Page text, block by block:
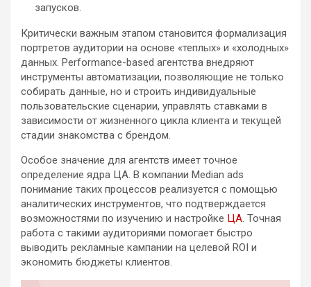
запусков.
Критически важным этапом становится формализация
портретов аудитории на основе «теплых» и «холодных»
данных. Performance-based агентства внедряют
инструменты автоматизации, позволяющие не только
собирать данные, но и строить индивидуальные
пользовательские сценарии, управлять ставками в
зависимости от жизненного цикла клиента и текущей
стадии знакомства с брендом.
Особое значение для агентств имеет точное
определение ядра ЦА. В компании Median ads
понимание таких процессов реализуется с помощью
аналитических инструментов, что подтверждается
возможностями по изучению и настройке ЦА. Точная
работа с такими аудиториями помогает быстро
выводить рекламные кампании на целевой ROI и
экономить бюджеты клиентов.